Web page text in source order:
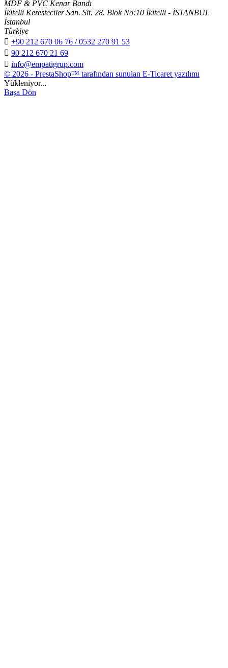
MDF & PVC Kenar Bandı
İkitelli Keresteciler San. Sit. 28. Blok No:10 İkitelli - İSTANBUL
İstanbul
Türkiye
 +90 212 670 06 76 / 0532 270 91 53
 90 212 670 21 69
 info@empatigrup.com
© 2026 - PrestaShop™ tarafından sunulan E-Ticaret yazılımı
Yükleniyor...
Başa Dön